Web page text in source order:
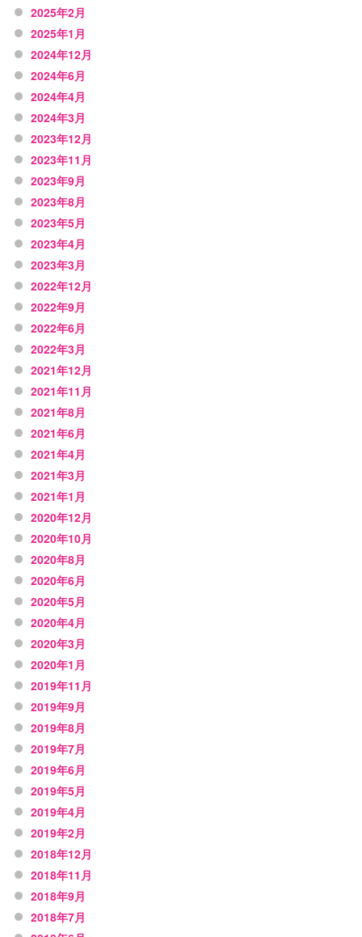
2025年2月
2025年1月
2024年12月
2024年6月
2024年4月
2024年3月
2023年12月
2023年11月
2023年9月
2023年8月
2023年5月
2023年4月
2023年3月
2022年12月
2022年9月
2022年6月
2022年3月
2021年12月
2021年11月
2021年8月
2021年6月
2021年4月
2021年3月
2021年1月
2020年12月
2020年10月
2020年8月
2020年6月
2020年5月
2020年4月
2020年3月
2020年1月
2019年11月
2019年9月
2019年8月
2019年7月
2019年6月
2019年5月
2019年4月
2019年2月
2018年12月
2018年11月
2018年9月
2018年7月